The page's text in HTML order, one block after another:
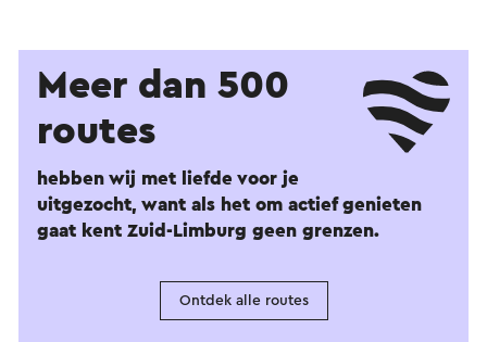
Meer dan 500
routes
hebben wij met liefde voor je
uitgezocht, want als het om actief genieten
gaat kent Zuid-Limburg geen grenzen.
Ontdek alle routes